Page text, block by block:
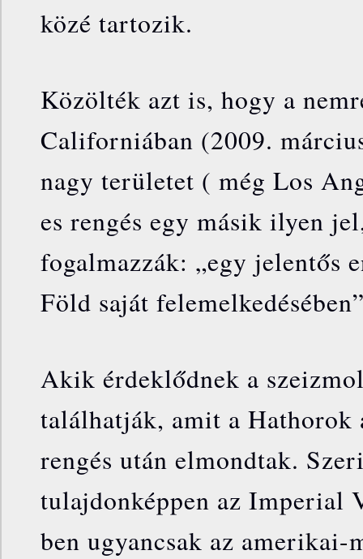
közé tartozik.
Közölték azt is, hogy a
Californiában (2009.
nagy területet ( még Los
es rengés egy másik ilyen
fogalmazzák: „egy jelentős
Föld saját
Akik érdeklődnek a
találhatják, amit a
rengés után elmondtak.
tulajdonképpen az Imperial
ben ugyancsak az